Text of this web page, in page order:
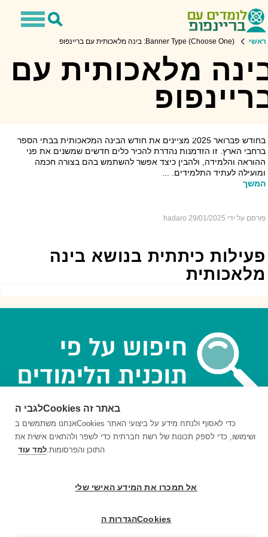
Toggle
Toggle
Banner Type (Choose One): בינה מלאכותית עם בריינפופ
מלאכותית עם
בינה מלאכותית עם בריינפופ
פעילות כיתתית בנושא בינה
מלאכותית
פורסם על ידי hadaro29/01/2025
בחודש פברואר 2025 מציינים את חודש הבינה המלאכותית בבתי הספר
ברחבי הארץ. זו הזדמנות נהדרת להכיר כלים חדשים שמשנים את פני
ההוראה והלמידה, ולהבין כיצד אפשר להשתמש בהם בצורה חכמה
ומועילה לעתיד התלמידים. ...
המשך
לגבי הCookies באתר זה
אנחנו משתמשים בCookies כדי לאסוף ולנתח מידע על ביצועי האתר
ושימושו, כדי לספק תכונות של רשת חברתית כדי לשפר ולהתאים אישית את
התוכן והפרסומות.למד עוד
אל תמכרו את המידע האישי שלי
הגדרות הCookies